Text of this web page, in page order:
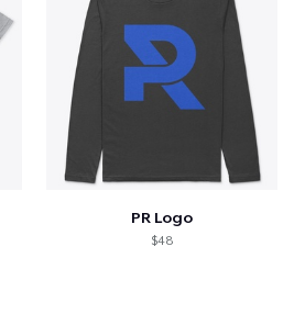
PR Logo
$48